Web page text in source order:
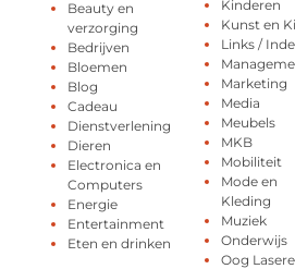
Beauty en
verzorging
Bedrijven
Bloemen
Blog
Cadeau
Dienstverlening
Dieren
Electronica en
Computers
Energie
Entertainment
Eten en drinken
Kinderen
Kunst en
Links /
Marketing
Media
Meubels
MKB
Mobiliteit
Mode en
Kleding
Muziek
Onderwijs
Oog